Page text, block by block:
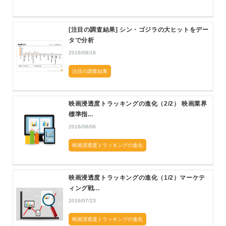
[注目の調査結果] シン・ゴジラの大ヒットをデー
タで分析
2016/08/18
注目の調査結果
映画浸透度トラッキングの進化（2/2） 映画業界
標準指...
2016/08/06
映画浸透度トラッキングの進化
映画浸透度トラッキングの進化（1/2）マーケテ
ィング戦...
2016/07/23
映画浸透度トラッキングの進化